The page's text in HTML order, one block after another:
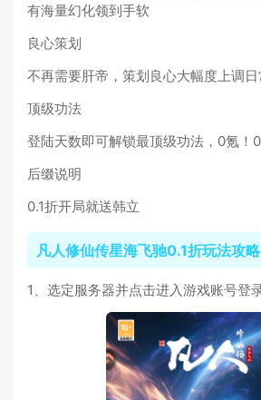
有海量幻化领到手软
良心策划
不再需要肝帝，策划良心大幅度上调
顶级功法
登陆天数即可解锁最顶级功法，0氪！0
后缀说明
0.1折开局就送韩立
凡人修仙传星海飞驰0.1折玩法攻略
1、选定服务器并点击进入游戏账号登